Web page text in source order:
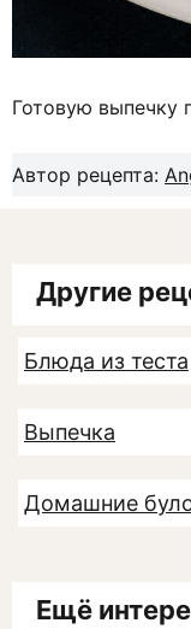
Готовую выпечку
Автор рецепта:
Другие
Блюда из теста
Выпечка
Домашние
Ещё